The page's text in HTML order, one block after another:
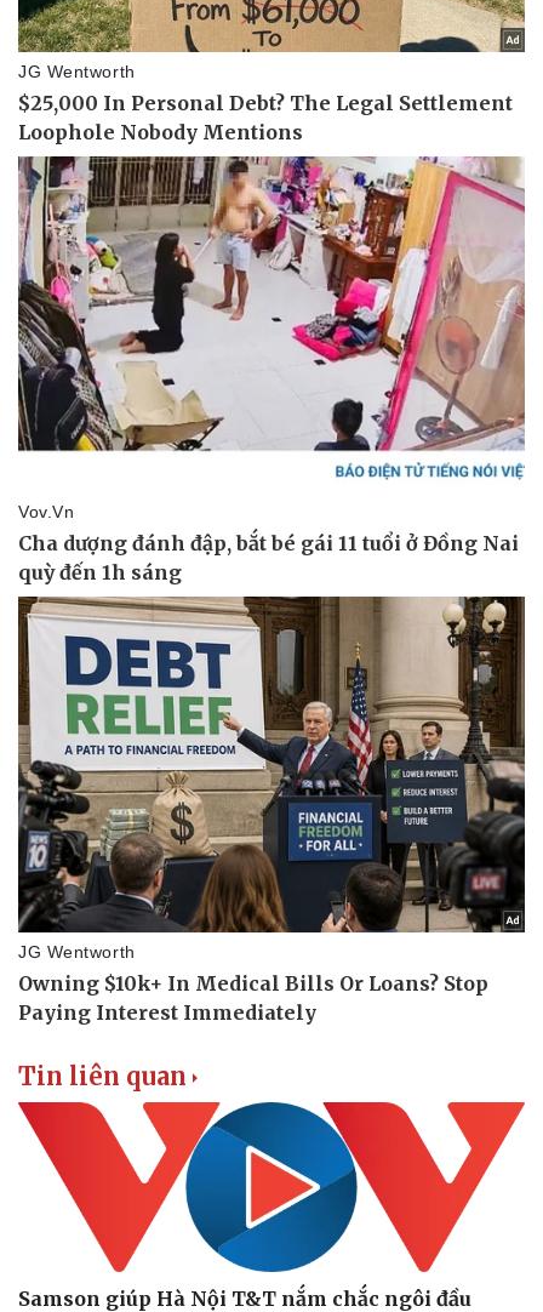
Doanh nghiệp
Thông tin doanh nghiệp
Doanh nghiệp 24h
Doanh nhân
Vì cộng đồng
Công nghệ
Sành điệu
Tin Công nghệ
Trải nghiệm
Chuyển đổi số
Tin liên quan
Samson giúp Hà Nội T&T nắm chắc ngôi đầu